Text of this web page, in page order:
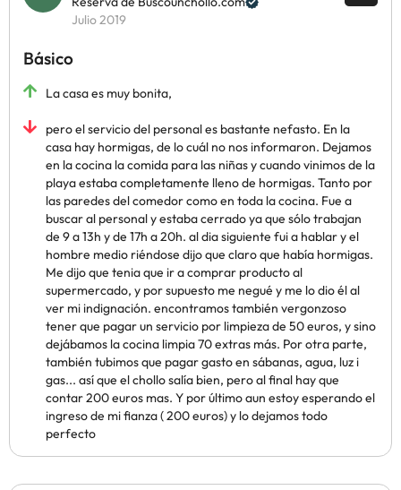
Julio 2019
Básico
La casa es muy bonita,
pero el servicio del personal es bastante nefasto. En la
casa hay hormigas, de lo cuál no nos informaron. Dejamos
en la cocina la comida para las niñas y cuando vinimos de la
playa estaba completamente lleno de hormigas. Tanto por
las paredes del comedor como en toda la cocina. Fue a
buscar al personal y estaba cerrado ya que sólo trabajan
de 9 a 13h y de 17h a 20h. al dia siguiente fui a hablar y el
hombre medio riéndose dijo que claro que había hormigas.
Me dijo que tenia que ir a comprar producto al
supermercado, y por supuesto me negué y me lo dio él al
ver mi indignación. encontramos también vergonzoso
tener que pagar un servicio por limpieza de 50 euros, y sino
dejábamos la cocina limpia 70 extras más. Por otra parte,
también tubimos que pagar gasto en sábanas, agua, luz i
gas... así que el chollo salía bien, pero al final hay que
contar 200 euros mas. Y por último aun estoy esperando el
ingreso de mi fianza ( 200 euros) y lo dejamos todo
perfecto